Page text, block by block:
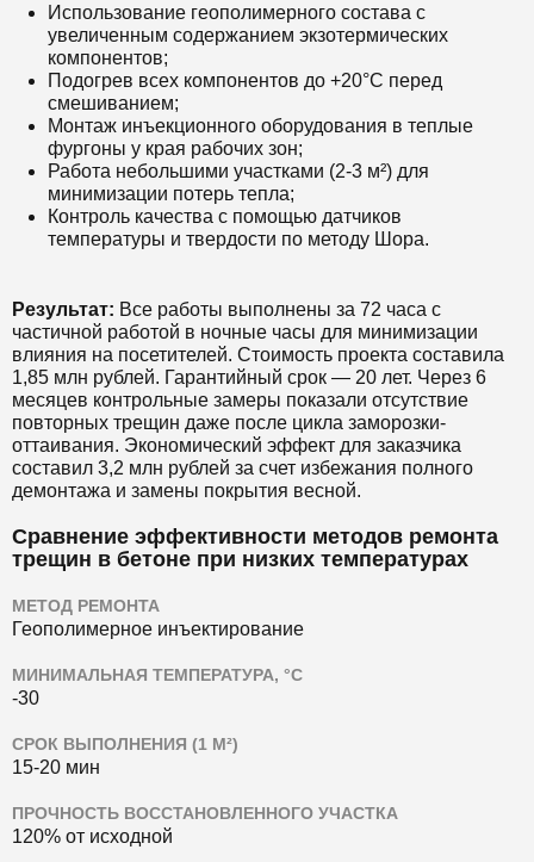
Использование геополимерного состава с
увеличенным содержанием экзотермических
компонентов;
Подогрев всех компонентов до +20°C перед
смешиванием;
Монтаж инъекционного оборудования в теплые
фургоны у края рабочих зон;
Работа небольшими участками (2-3 м²) для
минимизации потерь тепла;
Контроль качества с помощью датчиков
температуры и твердости по методу Шора.
Результат: Все работы выполнены за 72 часа с
частичной работой в ночные часы для минимизации
влияния на посетителей. Стоимость проекта составила
1,85 млн рублей. Гарантийный срок — 20 лет. Через 6
месяцев контрольные замеры показали отсутствие
повторных трещин даже после цикла заморозки-
оттаивания. Экономический эффект для заказчика
составил 3,2 млн рублей за счет избежания полного
демонтажа и замены покрытия весной.
Сравнение эффективности методов ремонта
трещин в бетоне при низких температурах
МЕТОД РЕМОНТА
Геополимерное инъектирование
МИНИМАЛЬНАЯ ТЕМПЕРАТУРА, °C
-30
СРОК ВЫПОЛНЕНИЯ (1 М²)
15-20 мин
ПРОЧНОСТЬ ВОССТАНОВЛЕННОГО УЧАСТКА
120% от исходной